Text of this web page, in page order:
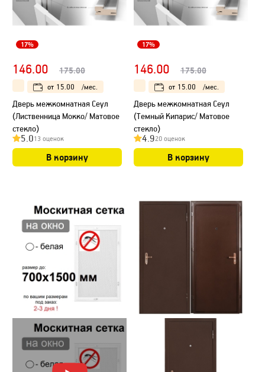
17%
146.00 175.00
от 15.00 /мес.
Дверь межкомнатная Сеул
(Лиственница Мокко/ Матовое
стекло)
5.013 оценок
В корзину
17%
146.00 175.00
от 15.00 /мес.
Дверь межкомнатная Сеул
(Темный Кипарис/ Матовое
стекло)
4.920 оценок
В корзину